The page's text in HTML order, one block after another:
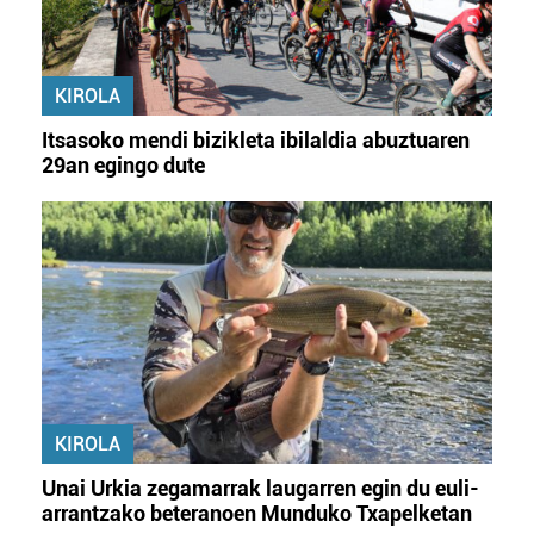
buruzko informazio gehiago eta ezarri zure lehentasunak
datuen atalean. Edozein unetan alda edo ken dezakezu
zure baimena Cookieen adierazpenean.
Webgune honek cookie propioak eta hirugarrenen cookie-
fitxategiak erabiltzen ditu. Zure esperientzia eta
zerbitzuak hobetzeko asmoz, cookie teknologiaz
baliatzen gara. Ohar hau onartuz gero, teknologia hori
erabiltzeko baimen esplizitua ematen diguzu.Gehiago
irakurri
KIROLA
Itsasoko mendi bizikleta ibilaldia abuztuaren
29an egingo dute
KIROLA
Unai Urkia zegamarrak laugarren egin du euli-
arrantzako beteranoen Munduko Txapelketan